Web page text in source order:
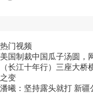
热门视频
美国制裁中国瓜子汤圆，
（长江十年行）三座大桥
之变
潘曦：坚持露头就打 新